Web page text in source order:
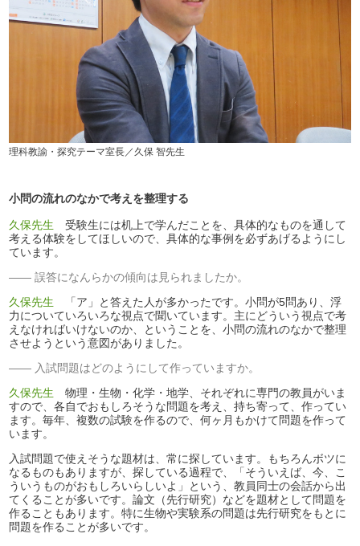
理科教諭・探究テーマ室長／久保 智先生
小問の流れのなかで考えを整理する
久保先生 受験生には机上で学んだことを、具体的なものを通して
考える体験をしてほしいので、具体的な事例を必ずあげるようにし
ています。
誤答になんらかの傾向は見られましたか。
久保先生 「ア」と答えた人が多かったです。小問が5問あり、浮
力についていろいろな視点で聞いています。主にどういう視点で考
えなければいけないのか、ということを、小問の流れのなかで整理
させようという意図がありました。
入試問題はどのようにして作っていますか。
久保先生 物理・生物・化学・地学、それぞれに専門の教員がいま
すので、各自でおもしろそうな問題を考え、持ち寄って、作ってい
ます。毎年、複数の試験を作るので、何ヶ月もかけて問題を作って
います。
入試問題で使えそうな題材は、常に探しています。もちろんボツに
なるものもありますが、探している過程で、「そういえば、今、こ
ういうものがおもしろいらしいよ」という、教員同士の会話から出
てくることが多いです。論文（先行研究）などを題材として問題を
作ることもあります。特に生物や実験系の問題は先行研究をもとに
問題を作ることが多いです。